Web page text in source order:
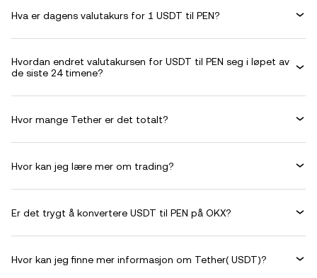
Hva er dagens valutakurs for 1 USDT til PEN?
Hvordan endret valutakursen for USDT til PEN seg i løpet av
de siste 24 timene?
Hvor mange Tether er det totalt?
Hvor kan jeg lære mer om trading?
Er det trygt å konvertere USDT til PEN på OKX?
Hvor kan jeg finne mer informasjon om Tether( USDT)?